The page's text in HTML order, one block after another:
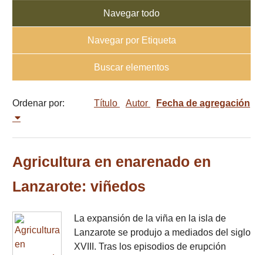
Navegar todo
Navegar por Etiqueta
Buscar elementos
Ordenar por: Título Autor Fecha de agregación
Agricultura en enarenado en
Lanzarote: viñedos
La expansión de la viña en la isla de
Lanzarote se produjo a mediados del siglo
XVIII. Tras los episodios de erupción